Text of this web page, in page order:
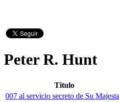
Peter R. Hunt
Titulo
007 al servicio secreto de Su